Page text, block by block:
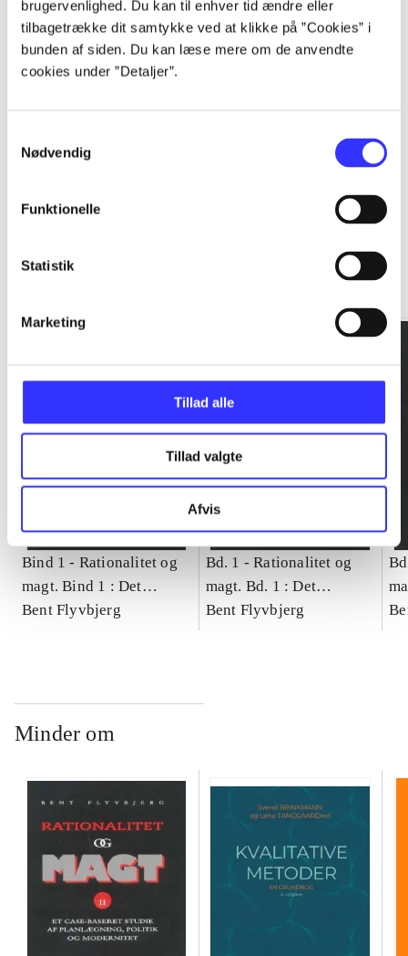
brugervenlighed. Du kan til enhver tid ændre eller
tilbagetrække dit samtykke ved at klikke på ”Cookies” i
bunden af siden. Du kan læse mere om de anvendte
cookies under ”Detaljer”.
Nødvendig
Funktionelle
Statistik
Marketing
Tillad alle
Tillad valgte
Afvis
...
Bind 1 - Rationalitet og
magt. Bind 1 : Det
konkretes videnskab
Bent Flyvbjerg
Bd. 1 -Rationalitet og
magt. Bd. 1 : Det
konkretes videnskab
Bent Flyvbjerg
Minder om